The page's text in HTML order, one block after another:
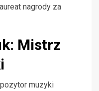
nagrody za
Mistrz
muzyki